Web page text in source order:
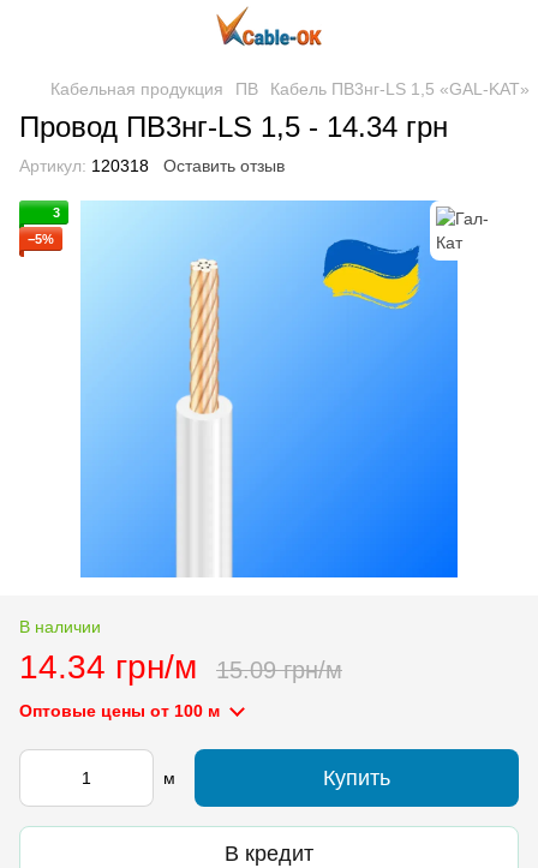
Кабельная продукция ПВ Кабель ПВ3нг-LS 1,5 «GAL-KAT»
Провод ПВ3нг-LS 1,5 - 14.34 грн
Артикул: 120318 Оставить отзыв
3
−5%
В наличии
14.34 грн/м 15.09 грн/м
Оптовые цены от 100 м
м Купить
В кредит